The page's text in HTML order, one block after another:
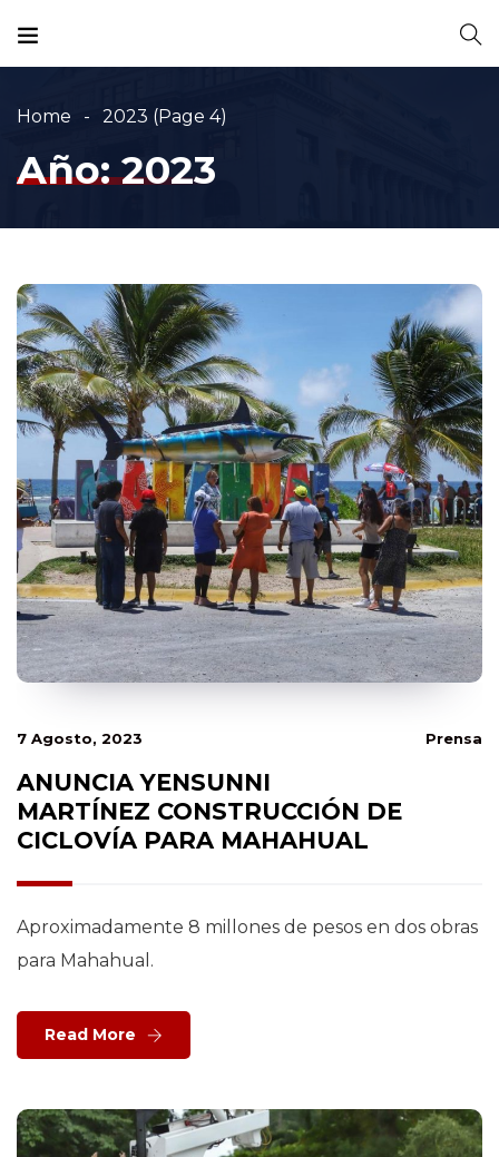
Home 2023 (Page 4)
Año:2023
7 Agosto, 2023 Prensa
ANUNCIA YENSUNNI
MARTÍNEZ CONSTRUCCIÓN DE
CICLOVÍA PARA MAHAHUAL
Aproximadamente 8 millones de pesos en dos obras
para Mahahual.
Read More